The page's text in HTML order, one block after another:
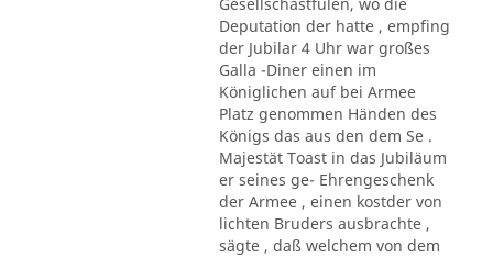
Deputation der hatte , empfing
der Jubilar 4 Uhr war großes
Galla -Diner einen im
Königlichen auf bei Armee
Platz genommen Händen des
Königs das aus den dem Se .
Majestät Toast in das Jubiläum
er seines ge- Ehrengeschenk
der Armee , einen kostder von
lichten Bruders ausbrachte ,
sägte , daß welchem von dem